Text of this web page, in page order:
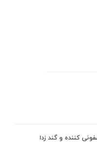
کننده و گند زدا